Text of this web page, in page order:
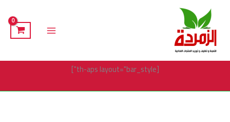
المحتوى
[th-aps layout="bar_style"]